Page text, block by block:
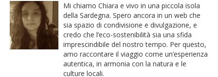
Mi chiamo Chiara e vivo in una piccola isola
della Sardegna. Spero ancora in un web che
sia spazio di condivisione e divulgazione, e
credo che l’eco-sostenibilità sia una sfida
imprescindibile del nostro tempo. Per questo,
amo raccontare il viaggio come un’esperienza
autentica, in armonia con la natura e le
culture locali.